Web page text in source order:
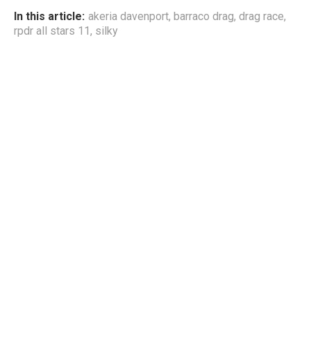
In this article: akeria davenport, barraco drag, drag race,
rpdr all stars 11, silky